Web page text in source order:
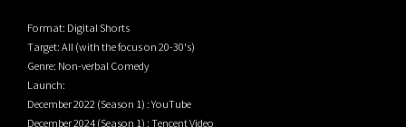
Format: Digital Shorts
Target: All (with the focus on 20-30's)
Genre: Non-verbal Comedy
Launch:
December 2022 (Season 1) : YouTube
December 2024 (Season 1) : Tencent Video